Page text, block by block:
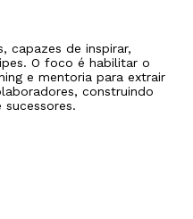
capazes de inspirar,
O foco é habilitar o
e mentoria para extrair
construindo